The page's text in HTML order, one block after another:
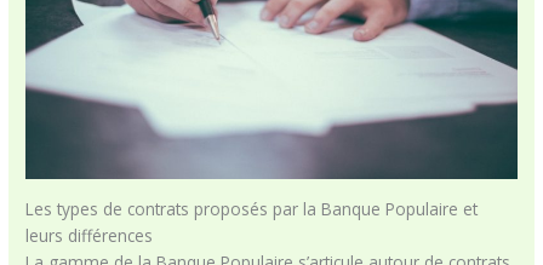
Les types de contrats proposés par la Banque Populaire et
leurs différences